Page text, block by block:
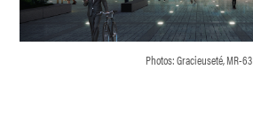
Photos: Gracieuseté, MR-63